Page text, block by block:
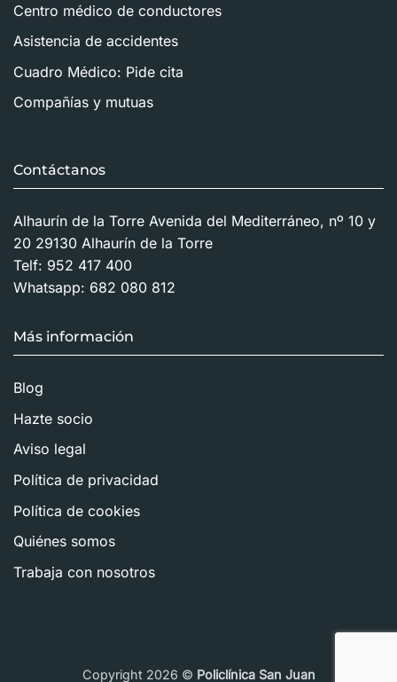
Centro médico de conductores
Asistencia de accidentes
Cuadro Médico: Pide cita
Compañías y mutuas
Contáctanos
Alhaurín de la Torre Avenida del Mediterráneo, nº 10 y
20 29130 Alhaurín de la Torre
Telf: 952 417 400
Whatsapp: 682 080 812
Más información
Blog
Hazte socio
Aviso legal
Política de privacidad
Política de cookies
Quiénes somos
Trabaja con nosotros
Copyright 2026 © Policlínica San Juan